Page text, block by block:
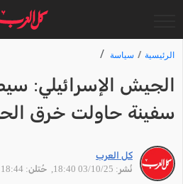
الرئيسية سياسة
سفينة حاولت خرق
كل العرب
نُشر: 03/10/25 18:40
, حُتلن: 18:44